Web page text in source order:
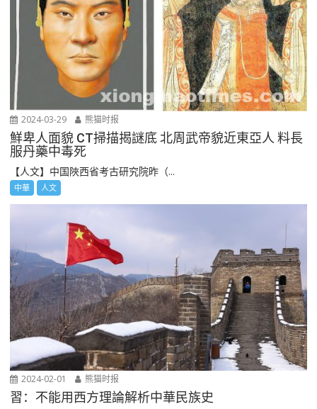
2024-03-29 熊猫时报
鮮卑人面貌 CT掃描揭謎底 北周武帝貌近東亞人 料長
服丹藥中毒死
【人文】中国陜西省考古研究院昨（...
中華 人文
2024-02-01 熊猫时报
習：不能用西方理論解析中華民族史